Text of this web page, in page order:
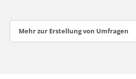
Mehr zur Erstellung von Umfragen